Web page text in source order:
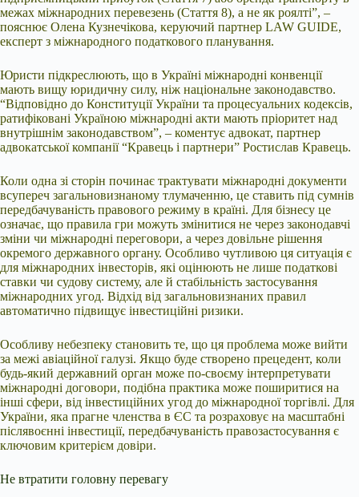
межах міжнародних перевезень (Стаття 8), а не як роялті”, –
пояснює Олена Кузнечікова, керуючий партнер LAW GUIDE,
експерт з міжнародного податкового планування.
Юристи підкреслюють, що в Україні міжнародні конвенції
мають вищу юридичну силу, ніж національне законодавство.
“Відповідно до Конституції України та процесуальних кодексів,
ратифіковані Україною міжнародні акти мають пріоритет над
внутрішнім законодавством”, – коментує адвокат, партнер
адвокатської компанії “Кравець і партнери” Ростислав Кравець.
Коли одна зі сторін починає трактувати міжнародні документи
всупереч загальновизнаному тлумаченню, це ставить під сумнів
передбачуваність правового режиму в країні. Для бізнесу це
означає, що правила гри можуть змінитися не через законодавчі
зміни чи міжнародні переговори, а через довільне рішення
окремого державного органу. Особливо чутливою ця ситуація є
для міжнародних інвесторів, які оцінюють не лише податкові
ставки чи судову систему, але й стабільність застосування
міжнародних угод. Відхід від загальновизнаних правил
автоматично підвищує інвестиційні ризики.
Особливу небезпеку становить те, що ця проблема може вийти
за межі авіаційної галузі. Якщо буде створено прецедент, коли
будь-який державний орган може по-своєму інтерпретувати
міжнародні договори, подібна практика може поширитися на
інші сфери, від інвестиційних угод до міжнародної торгівлі. Для
України, яка прагне членства в ЄС та розраховує на масштабні
післявоєнні інвестиції, передбачуваність правозастосування є
ключовим критерієм довіри.
Не втратити головну перевагу